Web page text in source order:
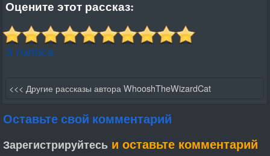
Оцените этот рассказ:
3 голоса
<<< Другие рассказы автора WhooshTheWizardCat
Оставьте свой комментарий
Зарегистрируйтесь и оставьте комментарий